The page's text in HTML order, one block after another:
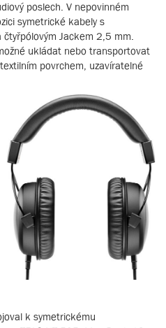
poslech. V nepovinném
symetrické kabely s
Jackem 2,5 mm.
ukládat nebo transportovat
povrchem, uzavíratelné
k symetrickému